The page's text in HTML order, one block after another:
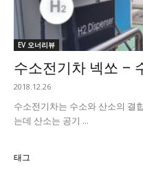
EV 오너리뷰
수소전기차 넥쏘 –
2018.12.26
수소전기차는 수소와 산소의 결
는데 산소는 공기 ...
태그